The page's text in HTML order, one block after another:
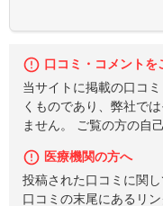
口コミ・コメントを
当サイトに掲載の口コ
くものであり、弊社で
ません。 ご覧の方の自
医療機関の方へ
投稿された口コミに関
口コミの末尾にあるリ